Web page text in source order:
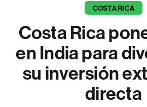
COSTA RICA
Costa Rica
en India para
su inversión
directa